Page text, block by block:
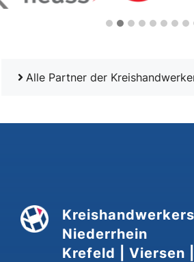
Alle Partner der
Niederrhein
Krefeld | Viersen